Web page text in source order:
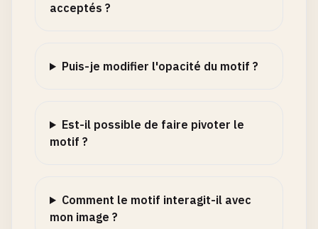
acceptés ?
Puis-je modifier l'opacité du motif ?
Est-il possible de faire pivoter le
motif ?
Comment le motif interagit-il avec
mon image ?